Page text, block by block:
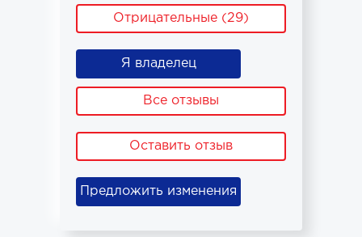
Отрицательные (29)
Я владелец
Все отзывы
Оставить отзыв
Предложить изменения